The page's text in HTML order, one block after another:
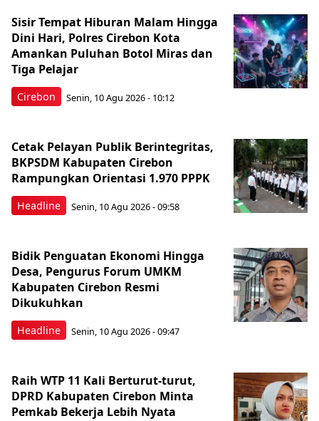
Cirebon
Sisir Tempat Hiburan Malam Hingga
Dini Hari, Polres Cirebon Kota
Amankan Puluhan Botol Miras dan
Tiga Pelajar
Senin, 10 Agu 2026 - 10:12
Headline
Cetak Pelayan Publik Berintegritas,
BKPSDM Kabupaten Cirebon
Rampungkan Orientasi 1.970 PPPK
Senin, 10 Agu 2026 - 09:58
Headline
Bidik Penguatan Ekonomi Hingga
Desa, Pengurus Forum UMKM
Kabupaten Cirebon Resmi
Dikukuhkan
Senin, 10 Agu 2026 - 09:47
Raih WTP 11 Kali Berturut-turut,
DPRD Kabupaten Cirebon Minta
Pemkab Bekerja Lebih Nyata